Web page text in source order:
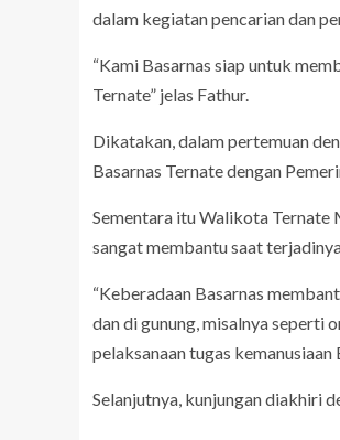
dalam kegiatan pencarian dan
“Kami Basarnas siap untuk
Ternate” jelas Fathur.
Dikatakan, dalam pertemuan
Basarnas Ternate dengan
Sementara itu Walikota Ternate
sangat membantu saat
“Keberadaan Basarnas
dan di gunung, misalnya seperti
pelaksanaan tugas kemanusiaan
Selanjutnya, kunjungan diakhiri